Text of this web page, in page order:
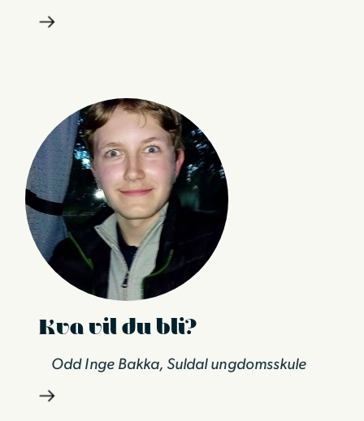
Kva vil du bli?
Odd Inge Bakka, Suldal ungdomsskule